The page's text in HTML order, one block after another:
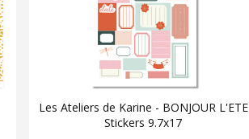
Les Ateliers de Karine - BONJOUR L'ETE
Stickers 9.7x17